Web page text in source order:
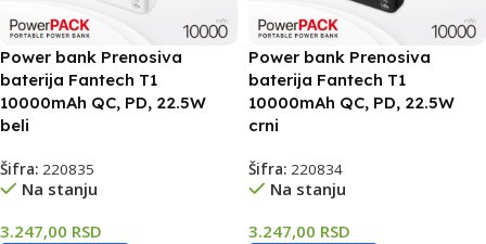
Power bank Prenosiva
baterija Fantech T1
10000mAh QC, PD, 22.5W
beli
Šifra: 220835
Na stanju
3.247,00 RSD
Power bank Prenosiva
baterija Fantech T1
10000mAh QC, PD, 22.5W
crni
Šifra: 220834
Na stanju
3.247,00 RSD